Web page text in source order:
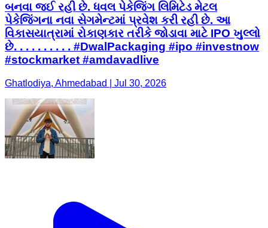
બનવા જઈ રહી છે. ધવલ પેકેજિંગ લિમિટેડ મેટલ
પેકેજિંગના નવા સેગમેન્ટમાં પ્રવેશ કરી રહી છે. આ
વિકાસયાત્રામાં રોકાણકાર તરીકે જોડાવા માટે IPO ખુલ્લો
છે. . . . . . . . . . #DwalPackaging #ipo #investnow
#stockmarket #amdavadlive
Ghatlodiya, Ahmedabad | Jul 30, 2026